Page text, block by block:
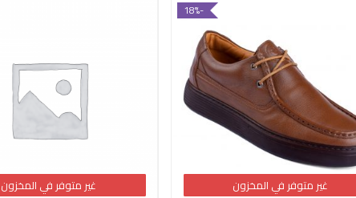
-18%
غير متوفر في المخزون
غير متوفر في المخزون غير متوفر في المخزون
غير متوفر في المخزون